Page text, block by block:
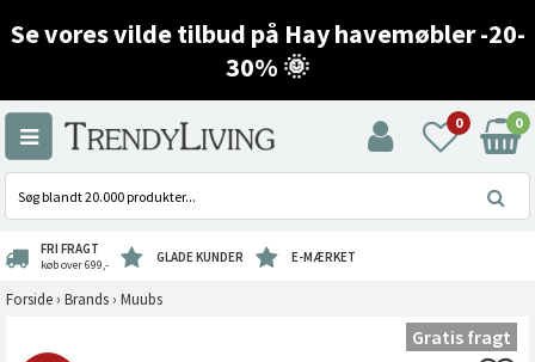
Se vores vilde tilbud på Hay havemøbler -20-
30% 🌞
0 0
FRI FRAGT
køb over 699,- GLADE KUNDER E-MÆRKET
Forside › Brands › Muubs
Gratis fragt